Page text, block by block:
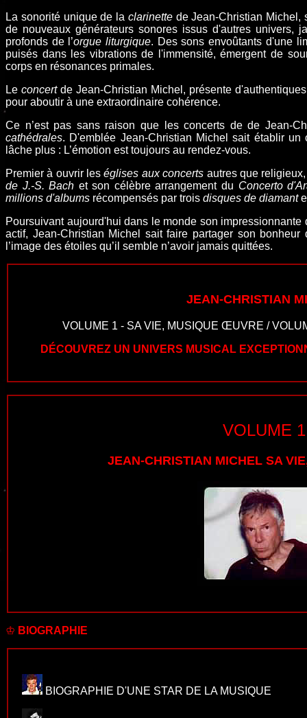
La sonorité unique de la clarinettede Jean-Christian Michel,
de nouveaux générateurs sonores issus d'autres univers,
profonds de l’orgue liturgique. Des sons envoûtants d'une
puisés dans les vibrations de l'immensité, émergent de
corps en résonances primales.
Le concertde Jean-Christian Michel, présente
pour aboutir à une extraordinaire cohérence.
Ce n’est pas sans raison que les concerts de de Jean-
cathédrales. D'emblée Jean-Christian Michel sait établir
lâche plus : L’émotion est toujours au rendez-vous.
Premier à ouvrir leséglises aux concerts autres que
de J.-S. Bach et son célèbre arrangement du Concerto
millions d'albums récompensés par trois disques de diamant
Poursuivant aujourd'hui dans le monde son
actif, Jean-Christian Michel sait faire partager son
l’image des étoiles qu’il semble n’avoir jamais quittées.
JEAN-CHRISTIAN
VOLUME 1 - SA VIE, MUSIQUE ŒUVRE /
DÉCOUVREZ UN UNIVERS MUSICAL
VOLUME 1
JEAN-CHRISTIAN MICHEL SA
♔ BIOGRAPHIE
BIOGRAPHIE D'UNE STAR DE LA MUSIQUE